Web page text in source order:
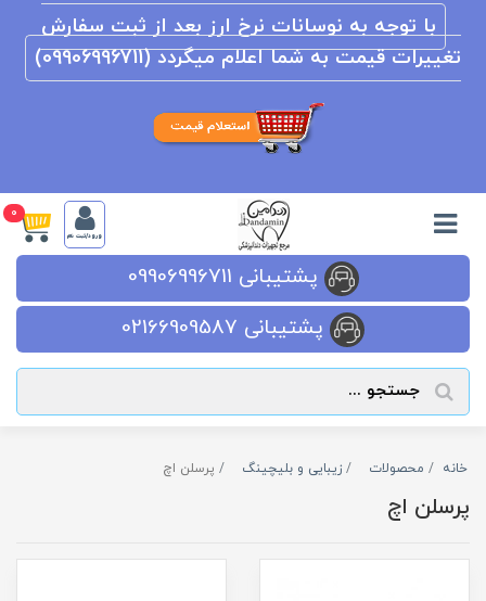
با توجه به نوسانات نرخ ارز بعد از ثبت سفارش
تغییرات قیمت به شما اعلام میگردد (09906996711)
ورود/ثبت نام
0
پشتیبانی 09906996711
پشتیبانی 02166909587
خانه محصولات زیبایی و بلیچینگ پرسلن اچ
پرسلن اچ